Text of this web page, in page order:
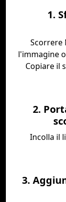
1.
Scorrere
l'immagine
Copiare il
2.
Incolla il
3.